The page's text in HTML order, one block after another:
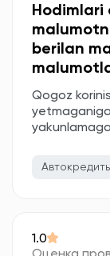
berilan
Qogoz
1.0